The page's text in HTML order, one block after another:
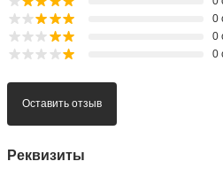
0
0
0
Оставить отзыв
Реквизиты